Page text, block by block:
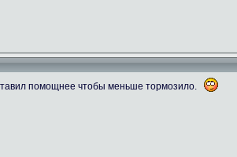
помощнее чтобы меньше тормозило.